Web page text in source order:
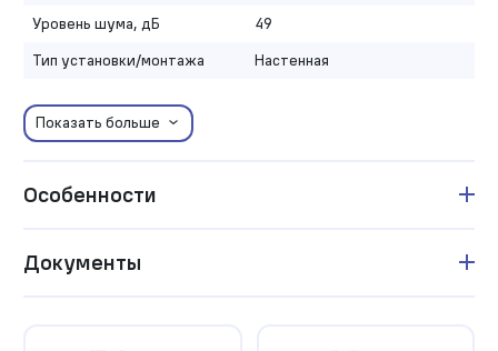
Уровень шума, дБ
49
Тип установки/монтажа
Настенная
Показать больше
Особенности
Документы